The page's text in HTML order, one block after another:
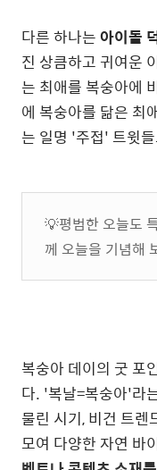
다른 하나는아이돌
진 상큼하고 귀여운
는 최애를 복숭아에
에 복숭아를 닮은 최
는 일명 '주접' 트윗
💡평범한 오늘도
께 오늘을 기념해
복숭아 데이의 굿 포
다. '복날=복숭아'라
물린 시기, 비건 트렌
모여 다양한 자연 바